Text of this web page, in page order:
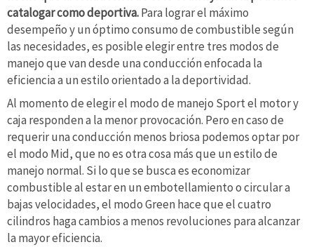
catalogar como deportiva.Para lograr el máximo
desempeño y un óptimo consumo de combustible según
las necesidades, es posible elegir entre tres modos de
manejo que van desde una conducción enfocada la
eficiencia a un estilo orientado a la deportividad.
Al momento de elegir el modo de manejo Sport el motor y
caja responden a la menor provocación. Pero en caso de
requerir una conducción menos briosa podemos optar por
el modo Mid, que no es otra cosa más que un estilo de
manejo normal. Si lo que se busca es economizar
combustible al estar en un embotellamiento o circular a
bajas velocidades, el modo Green hace que el cuatro
cilindros haga cambios a menos revoluciones para alcanzar
la mayor eficiencia.